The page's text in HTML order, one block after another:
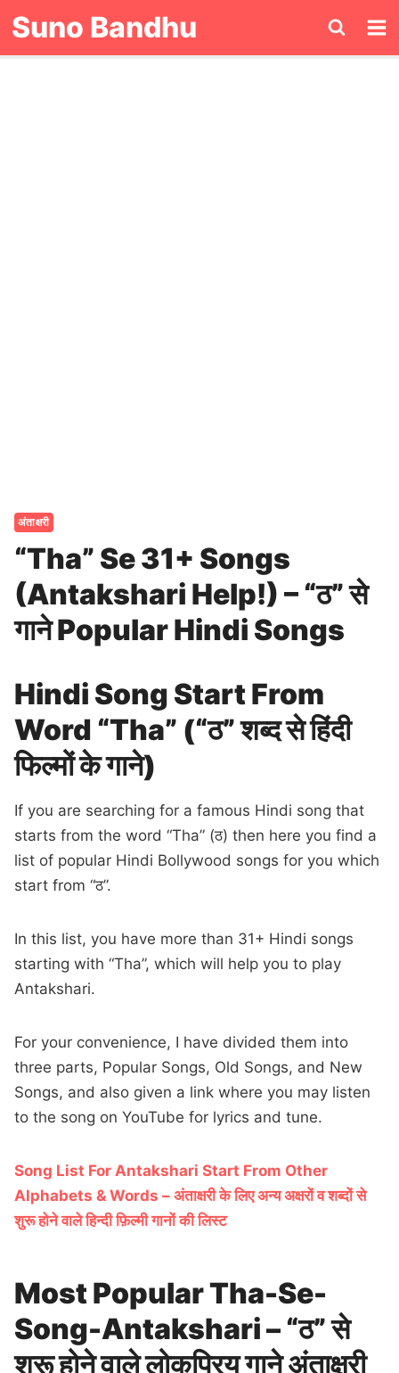
Skip
toSuno Bandhu
अंताक्षरी
“Tha” Se 31+ Songs
(Antakshari Help!) – “ठ” से
गाने Popular Hindi Songs
Hindi Song Start From
Word “Tha” (“ठ” शब्द से हिंदी
फिल्मों के गाने)
If you are searching for a famous Hindi song that
starts from the word “Tha” (ठ) then here you find a
list of popular Hindi Bollywood songs for you which
start from “ठ”.
In this list, you have more than 31+ Hindi songs
starting with “Tha”, which will help you to play
Antakshari.
For your convenience, I have divided them into
three parts, Popular Songs, Old Songs, and New
Songs, and also given a link where you may listen
to the song on YouTube for lyrics and tune.
Song List For Antakshari Start From Other
Alphabets & Words – अंताक्षरी के लिए अन्य अक्षरों व शब्दों से
शुरू होने वाले हिन्दी फ़िल्मी गानों की लिस्ट
Most Popular Tha-Se-
Song-Antakshari – “ठ” से
शुरू होने वाले लोकप्रिय गाने अंताक्षरी